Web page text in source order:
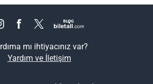
mı ihtiyacınız var?
Yardım ve İletişim